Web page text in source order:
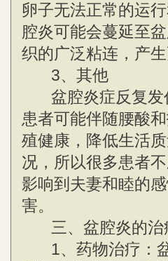
卵子无法正常的运
腔炎可能会蔓延至
织的广泛粘连，产生
3、其他
盆腔炎症反复发
患者可能伴随腰酸
殖健康，降低生活
况，所以很多患者
影响到夫妻和睦的
害。
三、盆腔炎的治
1、药物治疗：盆